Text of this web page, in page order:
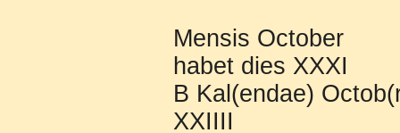
Mensis October
habet dies XXXI
B Kal(endae)
XXIIII